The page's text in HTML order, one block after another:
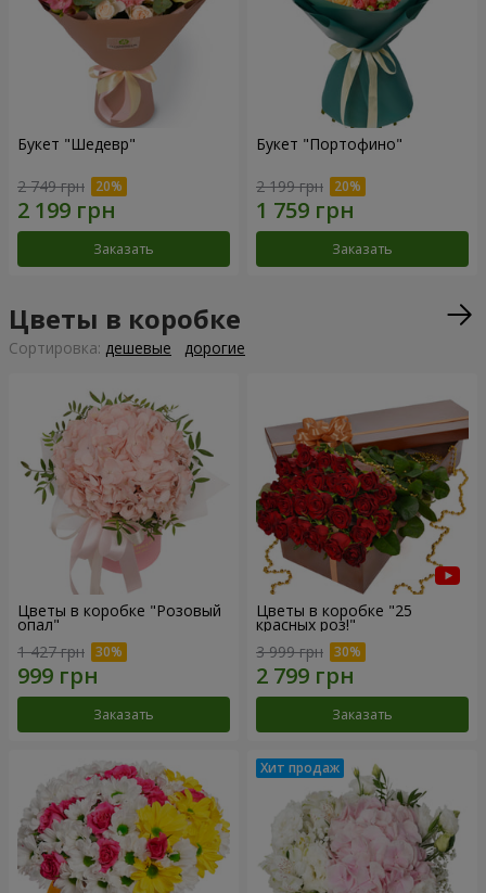
Букет "Шедевр"
2 749 грн
Заказать
Букет "Портофино"
2 199 грн
Заказать
Цветы в коробке
Cортировка: дешевые дорогие
Цветы в коробке "Розовый
опал"
1 427 грн
Заказать
Цветы в коробке "25
красных роз!"
3 999 грн
Заказать